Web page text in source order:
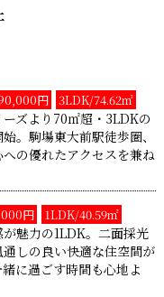
円 3LDK/74.62㎡
ズより70㎡超・3LDKの
。駒場東大前駅徒歩圏、
の優れたアクセスを兼ね
円 1LDK/40.59㎡
魅力の1LDK。二面採光
しの良い快適な住空間が
に過ごす時間も心地よ